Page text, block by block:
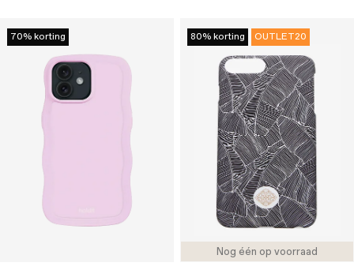
70% korting
Nog één op voorraad
80% korting OUTLET20